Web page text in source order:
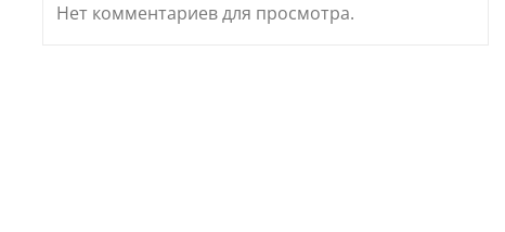
Нет комментариев для просмотра.